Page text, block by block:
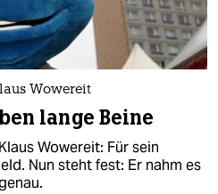
Wowereit
lange Beine
Wowereit: Für sein
Nun steht fest: Er nahm es